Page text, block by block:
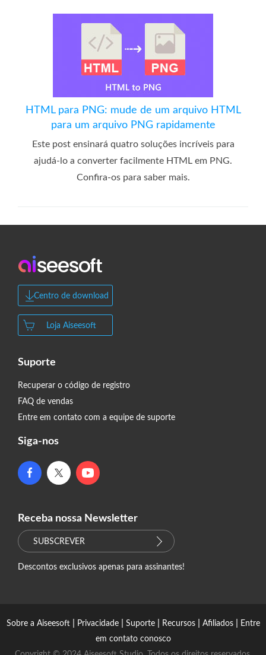
HTML para PNG: mude de um arquivo HTML
para um arquivo PNG rapidamente
Este post ensinará quatro soluções incríveis para
ajudá-lo a converter facilmente HTML em PNG.
Confira-os para saber mais.
Centro de download
Loja Aiseesoft
Suporte
Recuperar o código de registro
FAQ de vendas
Entre em contato com a equipe de suporte
Siga-nos
Receba nossa Newsletter
SUBSCREVER
Descontos exclusivos apenas para assinantes!
Sobre a Aiseesoft| Privacidade| Suporte| Recursos| Afiliados|
Entre
em contato conosco